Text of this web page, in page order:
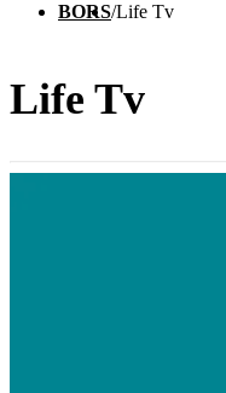
BORS/Life Tv
Life Tv